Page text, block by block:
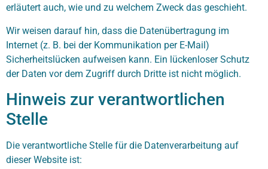
erläutert auch, wie und zu welchem Zweck das geschieht.
Wir weisen darauf hin, dass die Datenübertragung im
Internet (z. B. bei der Kommunikation per E-Mail)
Sicherheitslücken aufweisen kann. Ein lückenloser Schutz
der Daten vor dem Zugriff durch Dritte ist nicht möglich.
Hinweis zur verantwortlichen
Stelle
Die verantwortliche Stelle für die Datenverarbeitung auf
dieser Website ist: